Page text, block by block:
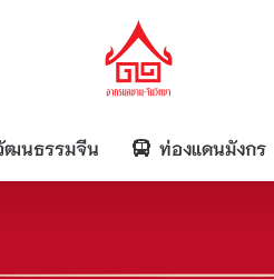
ฒนธรรมจีน ท่องแดนมังกร